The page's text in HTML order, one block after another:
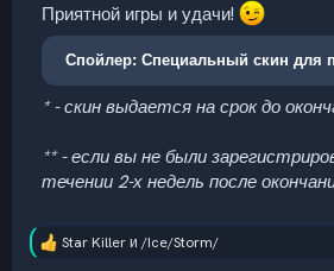
Приятной игры и удачи!
Спойлер: Специальный скин для
* - скин выдается на срок до
** - если вы не были
течении 2-х недель после
Р
Star Killerи /Ice/Storm/